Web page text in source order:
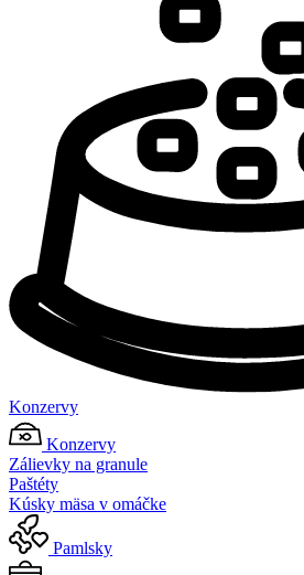
Konzervy
Konzervy
Zálievky na granule
Paštéty
Kúsky mäsa v omáčke
Pamlsky